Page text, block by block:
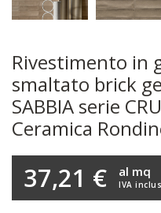
Rivestimento in
smaltato brick
SABBIA serie
Ceramica
37,21 € IVA
al mq